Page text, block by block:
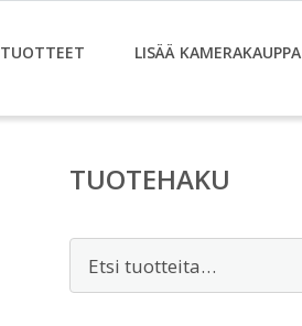
TUOTTEET LISÄÄ KAMERAKAUPPA
TUOTEHAKU